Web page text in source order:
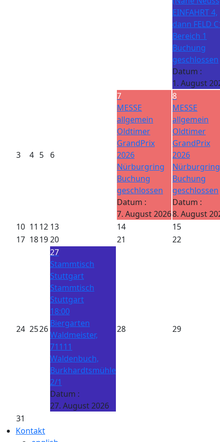
EINFAHRT 4,
dann FELD
Bereich 1
Buchung
geschlossen
Datum :
1. August
3 4 5 6
7
MESSE
allgemein
Oldtimer
GrandPrix
2026
Nürburgring
Buchung
geschlossen
Datum :
7. August 2026
8
MESSE
allgemein
Oldtimer
GrandPrix
2026
Nürburgring
Buchung
geschlossen
Datum :
8. August
10 11 12 13 14
15
17 181920 21 22
24 2526
27
Stammtisch
Stuttgart
Stammtisch
Stuttgart
18:00
Biergarten
Waldmeister,
71111
Waldenbuch,
Burkhardtsmühle
2/1
Datum :
27. August 2026
28 29
31
Kontakt